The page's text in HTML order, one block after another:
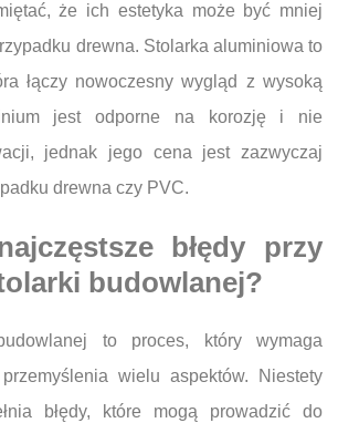
że ich estetyka może być mniej
drewna. Stolarka aluminiowa to
łączy nowoczesny wygląd z wysoką
jest odporne na korozję i nie
jednak jego cena jest zazwyczaj
drewna czy PVC.
błędy przy
budowlanej?
to proces, który wymaga
wielu aspektów. Niestety
błędy, które mogą prowadzić do